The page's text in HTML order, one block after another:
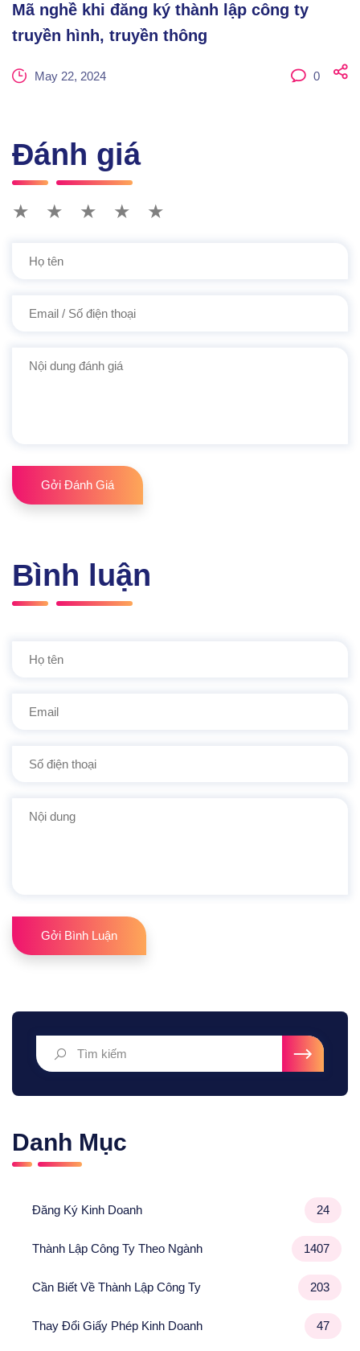
Danh Mục
Đăng Ký Kinh Doanh 24
Thành Lập Công Ty Theo Ngành 1407
Cần Biết Về Thành Lập Công Ty 203
Thay Đổi Giấy Phép Kinh Doanh 47
Mã nghề khi đăng ký thành lập công ty
truyền hình, truyền thông
May 22, 2024 0
Đánh giá
★ ★ ★ ★ ★
Gởi Đánh Giá
Bình luận
Gởi Bình Luận